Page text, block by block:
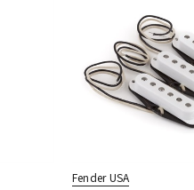
Fender USA